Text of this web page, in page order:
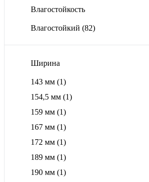
Влагостойкость
Влагостойкий (82)
Ширина
143 мм (1)
154,5 мм (1)
159 мм (1)
167 мм (1)
172 мм (1)
189 мм (1)
190 мм (1)